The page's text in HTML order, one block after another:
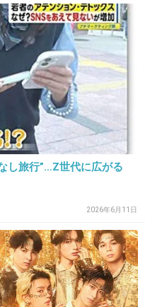
+46 -0
ーンがあります。
ていますね。
-0
きだな
+6 -0
し旅行”…Z世代に広がる
2026年6月11日